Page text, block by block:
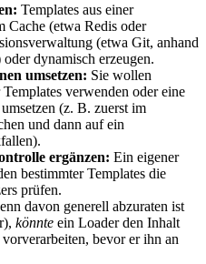
Templates aus einer
Cache (etwa Redis oder
(etwa Git, anhand
dynamisch erzeugen.
umsetzen: Sie wollen
verwenden oder eine
(z. B. zuerst im
und dann auf ein
ergänzen: Ein eigener
bestimmter Templates die
prüfen.
davon generell abzuraten ist
könnte ein Loader den Inhalt
bevor er ihn an